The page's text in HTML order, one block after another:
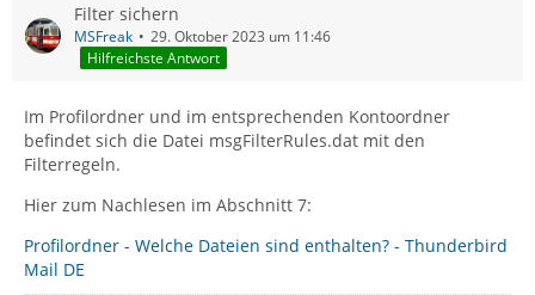
Filter sichern
MSFreak
29. Oktober 2023 um 11:46
Hilfreichste Antwort
Im Profilordner und im entsprechenden Kontoordner
befindet sich die Datei msgFilterRules.dat mit den
Filterregeln.
Hier zum Nachlesen im Abschnitt 7:
Profilordner - Welche Dateien sind enthalten? - Thunderbird
Mail DE